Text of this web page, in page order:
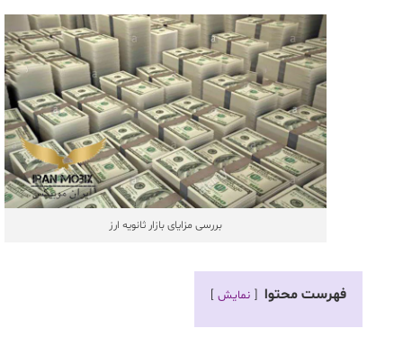
بررسی مزایای بازار ثانویه ارز
فهرست محتوا نمایش